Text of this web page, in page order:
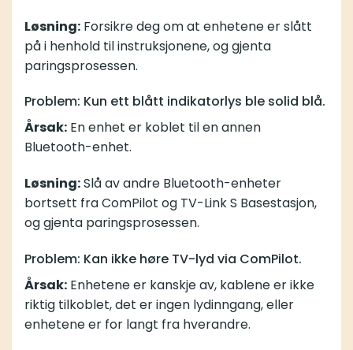
Løsning: Forsikre deg om at enhetene er slått
på i henhold til instruksjonene, og gjenta
paringsprosessen.
Problem: Kun ett blått indikatorlys ble solid blå.
Årsak: En enhet er koblet til en annen
Bluetooth-enhet.
Løsning:Slå av andre Bluetooth-enheter
bortsett fra ComPilot og TV-Link S Basestasjon,
og gjenta paringsprosessen.
Problem: Kan ikke høre TV-lyd via ComPilot.
Årsak: Enhetene er kanskje av, kablene er ikke
riktig tilkoblet, det er ingen lydinngang, eller
enhetene er for langt fra hverandre.